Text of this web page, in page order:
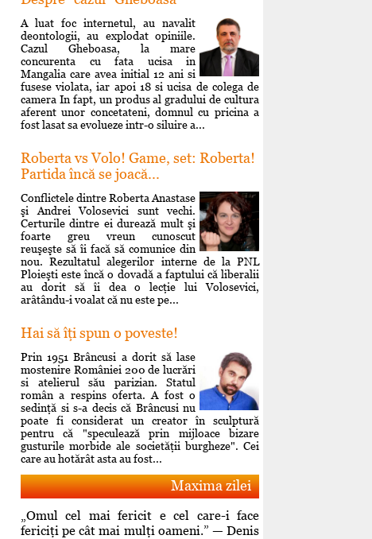
A luat foc internetul, au navalit
deontologii, au explodat opiniile.
Cazul Gheboasa, la mare
concurenta cu fata ucisa in
Mangalia care avea initial 12 ani si
fusese violata, iar apoi 18 si ucisa de colega de
camera In fapt, un produs al gradului de cultura
aferent unor concetateni, domnul cu pricina a
fost lasat sa evolueze intr-o siluire a...
Roberta vs Volo! Game, set: Roberta!
Partida încă se joacă...
Conflictele dintre Roberta Anastase
şi Andrei Volosevici sunt vechi.
Certurile dintre ei durează mult şi
foarte greu vreun cunoscut
reuşeşte să îi facă să comunice din
nou. Rezultatul alegerilor interne de la PNL
Ploieşti este încă o dovadă a faptului că liberalii
au dorit să îi dea o lecţie lui Volosevici,
arâtându-i voalat că nu este pe...
Hai să îţi spun o poveste!
Prin 1951 Brâncusi a dorit să lase
mostenire României 200 de lucrări
si atelierul său parizian. Statul
român a respins oferta. A fost o
sedinţă si s-a decis că Brâncusi nu
poate fi considerat un creator în sculptură
pentru că "speculează prin mijloace bizare
gusturile morbide ale societăţii burgheze". Cei
care au hotărât asta au fost...
Maxima zilei
„Omul cel mai fericit e cel care-i face
fericiţi pe cât mai mulţi oameni.” — Denis